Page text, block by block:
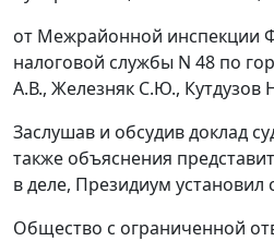
от Межрайонной инспекции
налоговой службы N 48 по
А.В., Железняк С.Ю., Кутдузов
Заслушав и обсудив доклад
также объяснения
в деле, Президиум установил
Общество с ограниченной